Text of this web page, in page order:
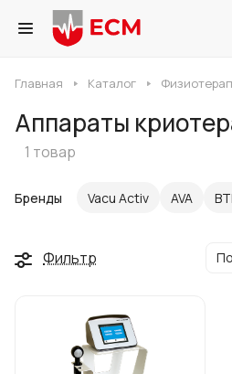
Главная Каталог
Аппараты
1 товар
Бренды Vacu Activ AVA BTL
Фильтр